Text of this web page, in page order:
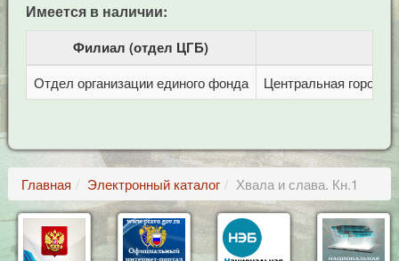
Имеется в наличии:
Филиал (отдел ЦГБ)
Отдел организации единого фонда Центральная
Главная Электронный каталог Хвала и слава. Кн.1